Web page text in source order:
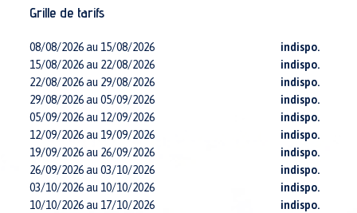
Grille de tarifs
08/08/2026 au 15/08/2026
indispo.
15/08/2026 au 22/08/2026
indispo.
22/08/2026 au 29/08/2026
indispo.
29/08/2026 au 05/09/2026
indispo.
05/09/2026 au 12/09/2026
indispo.
12/09/2026 au 19/09/2026
indispo.
19/09/2026 au 26/09/2026
indispo.
26/09/2026 au 03/10/2026
indispo.
03/10/2026 au 10/10/2026
indispo.
10/10/2026 au 17/10/2026
indispo.